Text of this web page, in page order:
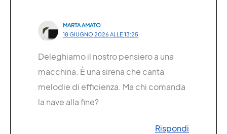
MARTA AMATO
18 GIUGNO 2026 ALLE 13:25
Deleghiamo il nostro pensiero a una
macchina. È una sirena che canta
melodie di efficienza. Ma chi comanda
la nave alla fine?
Rispondi